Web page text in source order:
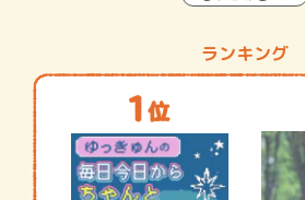
ランキング